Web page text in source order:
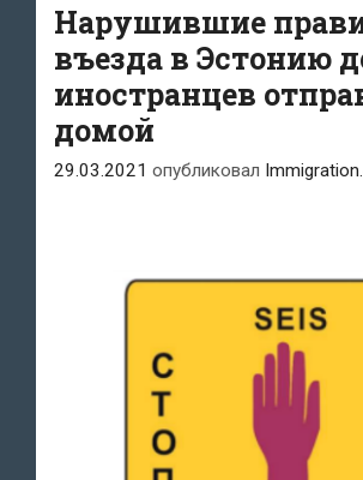
выдавать
рабочие
визы
Нарушившие
въезда в Эстонию
иностранцев
домой
29.03.2021 опубликовал